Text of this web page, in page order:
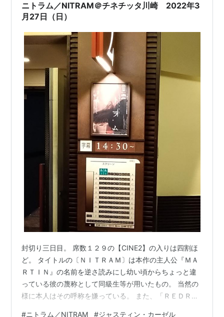
ニトラム／NITRAM＠チネチッタ川崎 2022年3
月27日（日）
封切り三日目。 席数１２９の【CINE2】の入りは四割ほ
ど。 タイトルの〔ＮＩＴＲＡＭ〕は本作の主人公『ＭＡ
ＲＴＩＮ』の名前を逆さ読みにし幼い頃からちょっと違
っている彼の蔑称として同級生等が用いたもの。 当然の
様に本人はその呼称を嫌っている。 また、「ＲＥＤＲＵ
#ニトラム／NITRAM #ジャスティン・カーゼル